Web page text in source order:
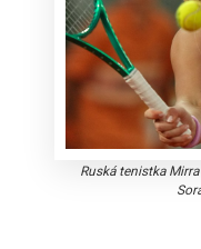
Ruská tenistka